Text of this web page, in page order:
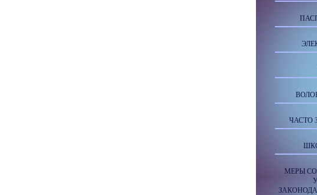
ЧАСТО
МЕРЫ